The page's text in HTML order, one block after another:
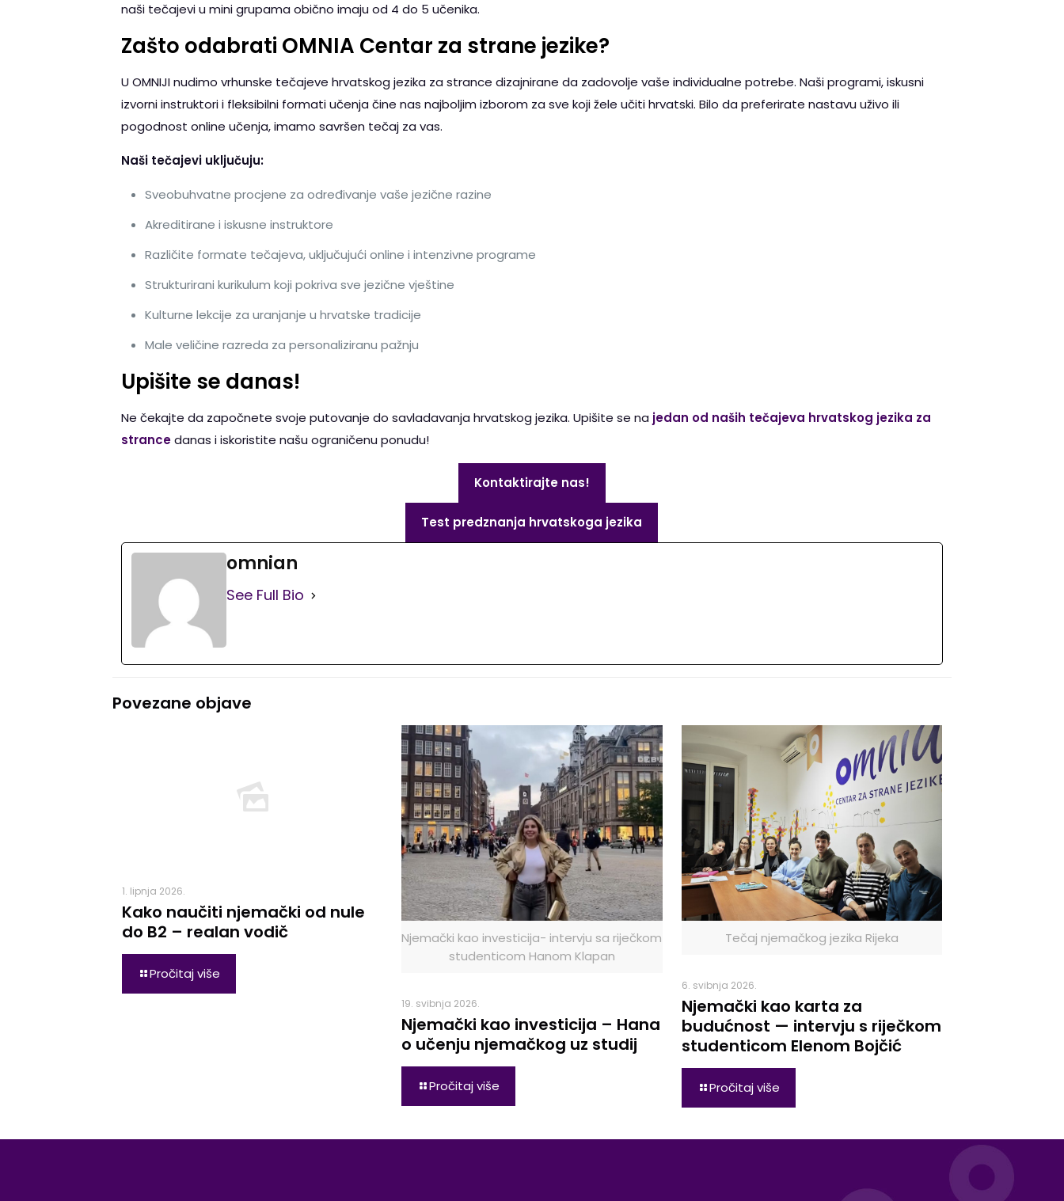
naši tečajevi u mini grupama obično imaju od 4 do 5 učenika.
Zašto odabrati OMNIA Centar za strane jezike?
U OMNIJI nudimo vrhunske tečajeve hrvatskog jezika za strance dizajnirane da zadovolje vaše individualne potrebe. Naši programi, iskusni
izvorni instruktori i fleksibilni formati učenja čine nas najboljim izborom za sve koji žele učiti hrvatski. Bilo da preferirate nastavu uživo ili
pogodnost online učenja, imamo savršen tečaj za vas.
Naši tečajevi uključuju:
Sveobuhvatne procjene za određivanje vaše jezične razine
Akreditirane i iskusne instruktore
Različite formate tečajeva, uključujući online i intenzivne programe
Strukturirani kurikulum koji pokriva sve jezične vještine
Kulturne lekcije za uranjanje u hrvatske tradicije
Male veličine razreda za personaliziranu pažnju
Upišite se danas!
Ne čekajte da započnete svoje putovanje do savladavanja hrvatskog jezika. Upišite se na jedan od naših tečajeva hrvatskog jezika za
strancedanas i iskoristite našu ograničenu ponudu!
Kontaktirajte nas!
Test predznanja hrvatskoga jezika
omnian
See Full Bio
Povezane objave
1. lipnja 2026.
Kako naučiti njemački od nule
do B2 – realan vodič
Pročitaj više
Njemački kao investicija- intervju sa riječkom
studenticom Hanom Klapan
19. svibnja 2026.
Njemački kao investicija – Hana
o učenju njemačkog uz studij
Pročitaj više
Tečaj njemačkog jezika Rijeka
6. svibnja 2026.
Njemački kao karta za
budućnost — intervju s riječkom
studenticom Elenom Bojčić
Pročitaj više